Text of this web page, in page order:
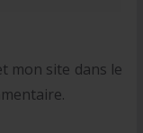
mon site dans le